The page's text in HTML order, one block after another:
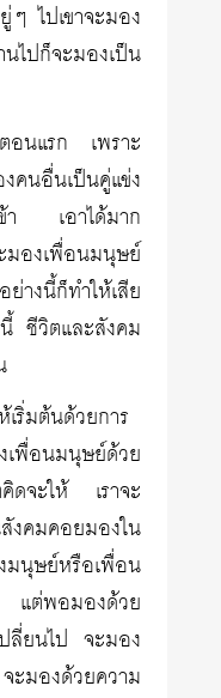
ๆ ไปเขาจะมอง
ไปก็จะมองเป็น
อนแรก เพราะ
คนอื่นเป็นคู่แข่ง
ข้า เอาได้มาก
มองเพื่อนมนุษย์
นี้ก็ทำให้เสีย
ชีวิตและสังคม
ริ่มต้นด้วยการ
พื่อนมนุษย์ด้วย
จะให้ เราจะ
งคมคอยมองใน
มนุษย์หรือเพื่อน
แต่พอมองด้วย
ลี่ยนไป จะมอง
ะมองด้วยความ